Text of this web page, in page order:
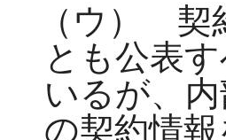
（ウ） 契
とも公表
いるが、
の契約情